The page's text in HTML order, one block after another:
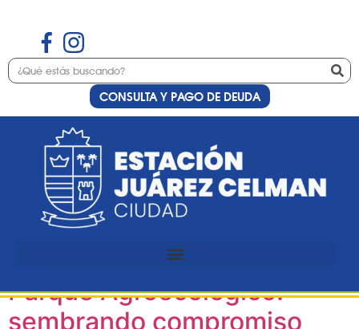
CONSULTA Y PAGO DE DEUDA
Etiqueta:Facultad de
Ciencias
Agropecuarias
Parque Agroecológico:
sembrando compromiso